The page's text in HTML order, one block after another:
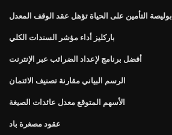
بوليصة التأمين على الحياة تؤهل عقد الوقف المعدل
باركليز أداء مؤشر السندات الكلي
أفضل برنامج لإعداد الضرائب عبر الإنترنت
الرسم البياني مقارنة تصنيف الائتمان
الأسهم المتوقع معدل عائدات الصيغة
عقود مصغرة باد